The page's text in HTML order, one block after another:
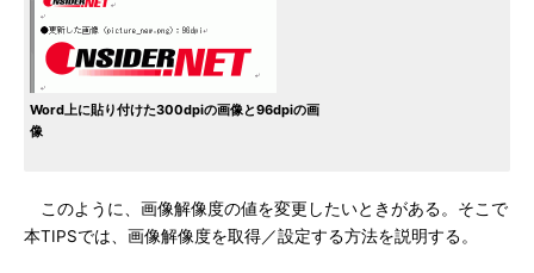
Word上に貼り付けた300dpiの画像と96dpiの画
像
このように、画像解像度の値を変更したいときがある。そこで
本TIPSでは、画像解像度を取得／設定する方法を説明する。